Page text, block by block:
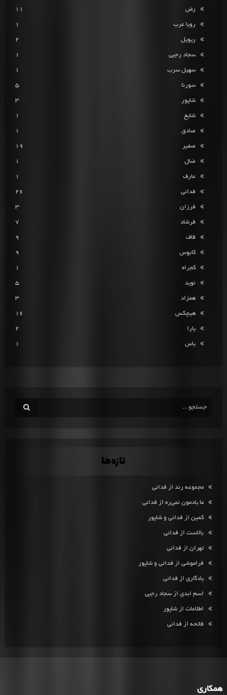
رض 11
رویا عرب 1
ریویل 2
سجاد رجبی 1
سهیل سرب 1
سورنا 5
شاپور 3
شایع 1
صادق 1
صفیر 19
ضال 1
عارف 1
فدائی 26
فرزان 3
فرشاد 7
قاف 9
کابوس 9
کجراه 1
نوید 5
همزاد 3
هیچکس 16
یارا 2
یاس 1
تازه‌ها
مجموعه رند از فدائی
ما یادمون نمی‌ره از فدائی
کمین از فدائی و شاپور
بالاست از فدائی
تهران از فدائی
فراموشی از فدائی و شاپور
یادگاری از فدائی
اسم ابدی از سجاد رجبی
اطلاعات از شاپور
فاتحه از فدائی
همکاری